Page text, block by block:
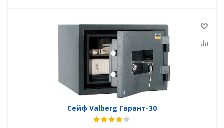
Сейф Valberg Гарант-30